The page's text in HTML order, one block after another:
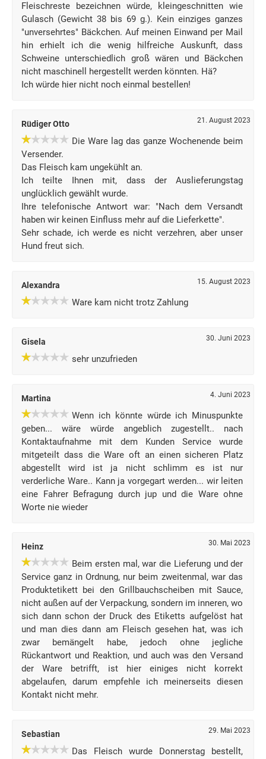
Fleischreste bezeichnen würde, kleingeschnitten wie
Gulasch (Gewicht 38 bis 69 g.). Kein einziges ganzes
"unversehrtes" Bäckchen. Auf meinen Einwand per Mail
hin erhielt ich die wenig hilfreiche Auskunft, dass
Schweine unterschiedlich groß wären und Bäckchen
nicht maschinell hergestellt werden könnten. Hä?
Ich würde hier nicht noch einmal bestellen!
Rüdiger Otto 21. August 2023
Die Ware lag das ganze Wochenende beim
Versender.
Das Fleisch kam ungekühlt an.
Ich teilte Ihnen mit, dass der Auslieferungstag
unglücklich gewählt wurde.
Ihre telefonische Antwort war: "Nach dem Versandt
haben wir keinen Einfluss mehr auf die Lieferkette".
Sehr schade, ich werde es nicht verzehren, aber unser
Hund freut sich.
Alexandra 15. August 2023
Ware kam nicht trotz Zahlung
Gisela 30. Juni 2023
sehr unzufrieden
Martina 4. Juni 2023
Wenn ich könnte würde ich Minuspunkte
geben... wäre würde angeblich zugestellt.. nach
Kontaktaufnahme mit dem Kunden Service wurde
mitgeteilt dass die Ware oft an einen sicheren Platz
abgestellt wird ist ja nicht schlimm es ist nur
verderliche Ware.. Kann ja vorgegart werden... wir leiten
eine Fahrer Befragung durch jup und die Ware ohne
Worte nie wieder
Heinz 30. Mai 2023
Beim ersten mal, war die Lieferung und der
Service ganz in Ordnung, nur beim zweitenmal, war das
Produktetikett bei den Grillbauchscheiben mit Sauce,
nicht außen auf der Verpackung, sondern im inneren, wo
sich dann schon der Druck des Etiketts aufgelöst hat
und man dies dann am Fleisch gesehen hat, was ich
zwar bemängelt habe, jedoch ohne jegliche
Rückantwort und Reaktion, und auch was den Versand
der Ware betrifft, ist hier einiges nicht korrekt
abgelaufen, darum empfehle ich meinerseits diesen
Kontakt nicht mehr.
Sebastian 29. Mai 2023
Das Fleisch wurde Donnerstag bestellt,